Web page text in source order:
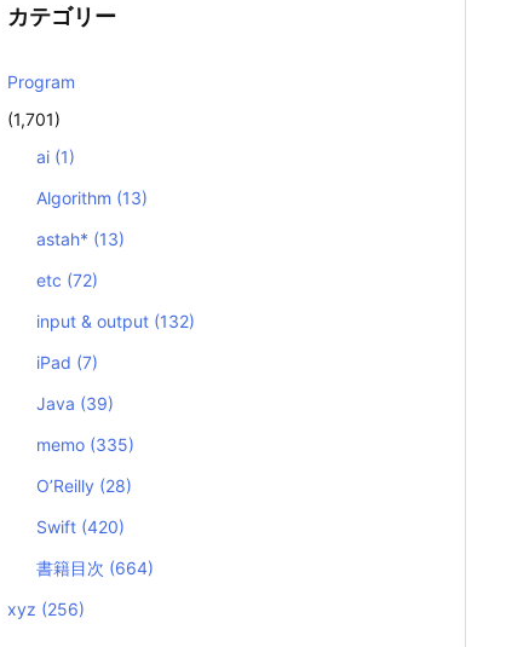
カテゴリー
Program
(1,701)
ai (1)
Algorithm (13)
astah* (13)
etc (72)
input & output (132)
iPad (7)
Java (39)
memo (335)
O’Reilly (28)
Swift (420)
書籍目次 (664)
xyz (256)